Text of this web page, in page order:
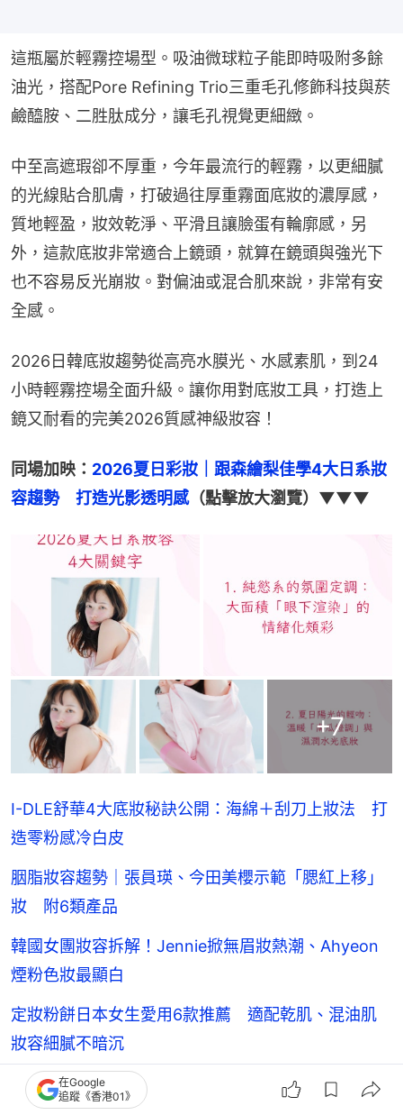
這瓶屬於輕霧控場型。吸油微球粒子能即時吸附多餘
油光，搭配Pore Refining Trio三重毛孔修飾科技與菸
鹼醯胺、二胜肽成分，讓毛孔視覺更細緻。
中至高遮瑕卻不厚重，今年最流行的輕霧，以更細膩
的光線貼合肌膚，打破過往厚重霧面底妝的濃厚感，
質地輕盈，妝效乾淨、平滑且讓臉蛋有輪廓感，另
外，這款底妝非常適合上鏡頭，就算在鏡頭與強光下
也不容易反光崩妝。對偏油或混合肌來說，非常有安
全感。
2026日韓底妝趨勢從高亮水膜光、水感素肌，到24
小時輕霧控場全面升級。讓你用對底妝工具，打造上
鏡又耐看的完美2026質感神級妝容！
同場加映： 2026夏日彩妝｜跟森繪梨佳學4大日系妝
容趨勢　打造光影透明感（點擊放大瀏覽）▼▼▼
+7
I-DLE舒華4大底妝秘訣公開：海綿＋刮刀上妝法 打
造零粉感冷白皮
胭脂妝容趨勢｜張員瑛、今田美櫻示範「腮紅上移」
妝 附6類產品
韓國女團妝容拆解！Jennie掀無眉妝熱潮、Ahyeon
煙粉色妝最顯白
定妝粉餅日本女生愛用6款推薦 適配乾肌、混油肌
妝容細膩不暗沉
日本女生卸妝油挑選3方法 精準針對乾皮、油皮膚
在Google
追蹤《香港01》